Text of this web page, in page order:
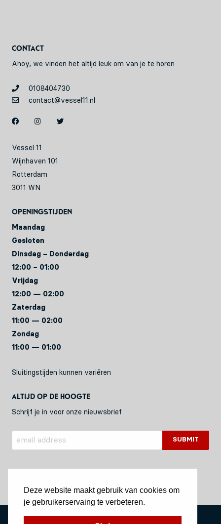
Deze website maakt gebruik van cookies om
je gebruikerservaing te verbeteren.
Contact
Ahoy, we vinden het altijd leuk om van je te horen
0108404730
contact@vessel11.nl
Vessel 11
Wijnhaven 101
Rotterdam
3011 WN
Openingstijden
Maandag
Gesloten
Dinsdag – Donderdag
12:00 – 01:00
Vrijdag
12:00 — 02:00
Zaterdag
11:00 — 02:00
Zondag
11:00 — 01:00
Sluitingstijden kunnen variëren
Altijd op de hoogte
Schrijf je in voor onze nieuwsbrief